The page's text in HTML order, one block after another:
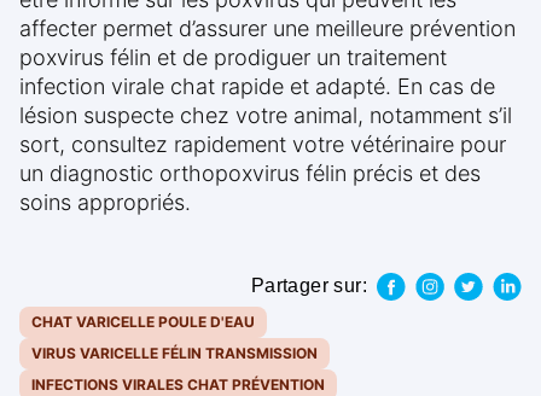
affecter permet d’assurer une meilleure prévention
poxvirus félin et de prodiguer un traitement
infection virale chat rapide et adapté. En cas de
lésion suspecte chez votre animal, notamment s’il
sort, consultez rapidement votre vétérinaire pour
un diagnostic orthopoxvirus félin précis et des
soins appropriés.
Partager sur:
CHAT VARICELLE POULE D'EAU
VIRUS VARICELLE FÉLIN TRANSMISSION
INFECTIONS VIRALES CHAT PRÉVENTION